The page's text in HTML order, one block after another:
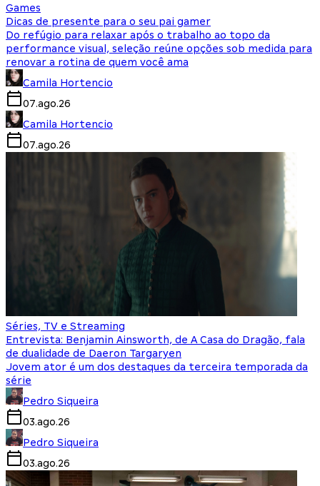
Games
Dicas de presente para o seu pai gamer
Do refúgio para relaxar após o trabalho ao topo da
performance visual, seleção reúne opções sob medida para
renovar a rotina de quem você ama
Camila Hortencio
07.ago.26
Camila Hortencio
07.ago.26
Séries, TV e Streaming
Entrevista: Benjamin Ainsworth, de A Casa do Dragão, fala
de dualidade de Daeron Targaryen
Jovem ator é um dos destaques da terceira temporada da
série
Pedro Siqueira
03.ago.26
Pedro Siqueira
03.ago.26